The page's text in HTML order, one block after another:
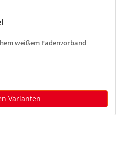
weißem Fadenvorband
Varianten